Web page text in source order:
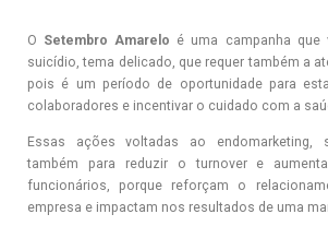
O Setembro Amarelo é uma campanha que
suicídio, tema delicado, que requer também a
pois é um período de oportunidade para
colaboradores e incentivar o cuidado com a
Essas ações voltadas ao endomarketing,
também para reduzir o turnover e
funcionários, porque reforçam o
empresa e impactam nos resultados de uma